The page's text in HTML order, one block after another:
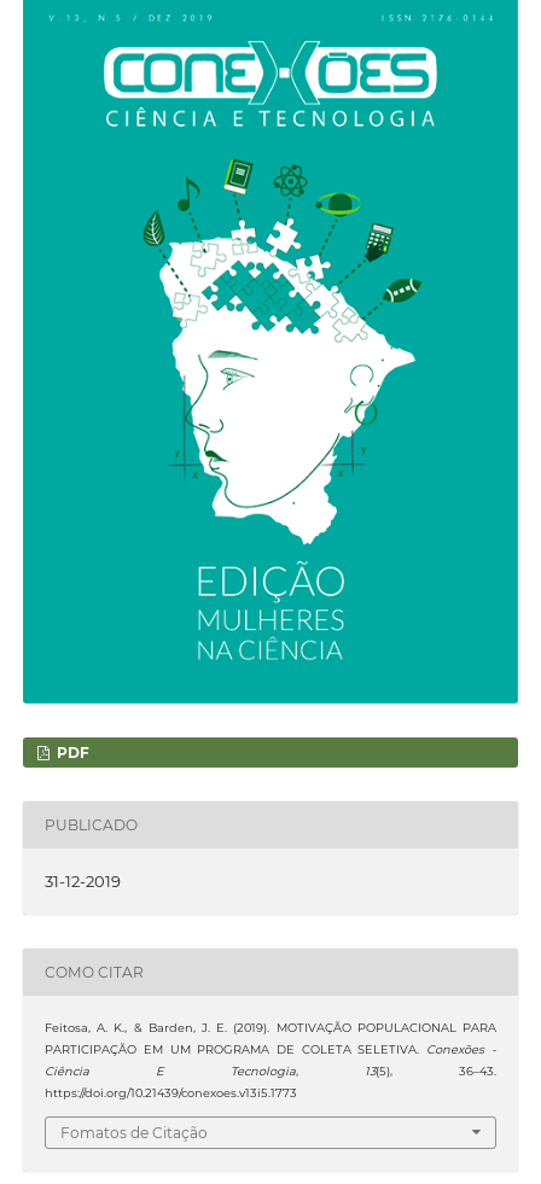
PDF
PUBLICADO
31-12-2019
COMO CITAR
Feitosa, A. K., & Barden, J. E. (2019). MOTIVAÇÃO POPULACIONAL PARA
PARTICIPAÇÃO EM UM PROGRAMA DE COLETA SELETIVA. Conexões -
Ciência E Tecnologia, 13(5), 36–43.
https://doi.org/10.21439/conexoes.v13i5.1773
Fomatos de Citação